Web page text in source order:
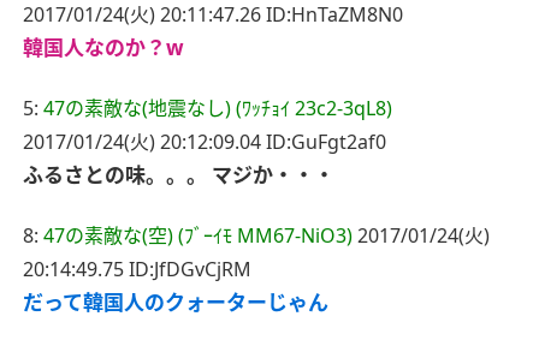
2017/01/24(火) 20:11:47.26 ID:HnTaZM8N0
韓国人なのか？w
5: 47の素敵な(地震なし) (ﾜｯﾁｮｲ 23c2-3qL8)
2017/01/24(火) 20:12:09.04 ID:GuFgt2af0
ふるさとの味。。。 マジか・・・
8: 47の素敵な(空) (ﾌﾞｰｲﾓ MM67-NiO3)2017/01/24(火)
20:14:49.75 ID:JfDGvCjRM
だって韓国人のクォーターじゃん